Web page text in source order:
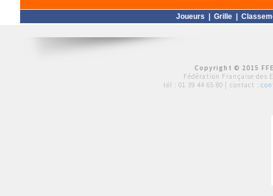
Joueurs Grille
Copyright © 2015
Fédération Française des
tél : 01 39 44 65 80 | contact :